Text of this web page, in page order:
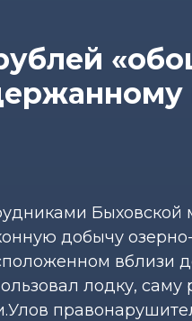
Быховской
добычу
вблизи
лодку,